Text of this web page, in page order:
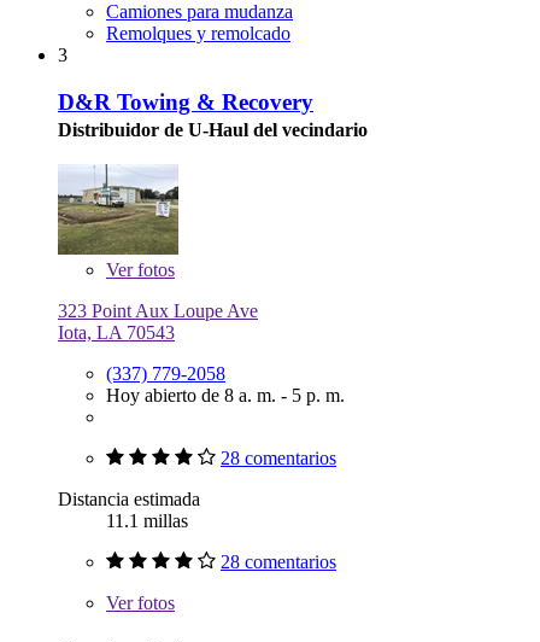
Camiones para mudanza
Remolques y remolcado
3
D&R Towing & Recovery
Distribuidor de U-Haul del vecindario
Verfotos
323 Point Aux Loupe Ave
Iota, LA 70543
(337) 779-2058
Hoy abierto de 8 a. m. - 5 p. m.
28 comentarios
Distancia estimada
11.1 millas
28 comentarios
Verfotos